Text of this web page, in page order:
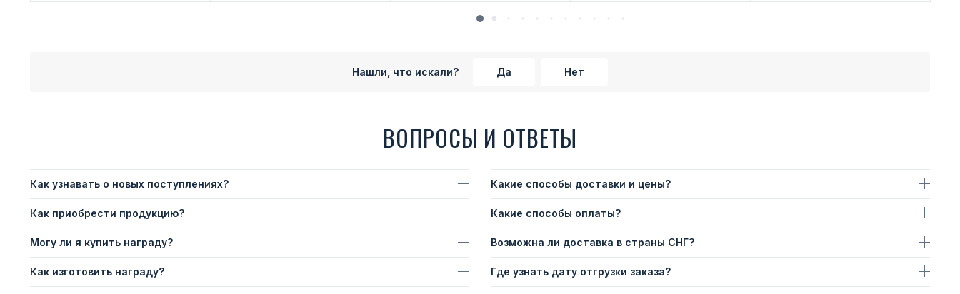
Нашли, что искали? Да Нет
ВОПРОСЫ И ОТВЕТЫ
Как узнавать о новых поступлениях?
Как приобрести продукцию?
Могу ли я купить награду?
Как изготовить награду?
Какие способы доставки и цены?
Какие способы оплаты?
Возможна ли доставка в страны СНГ?
Где узнать дату отгрузки заказа?